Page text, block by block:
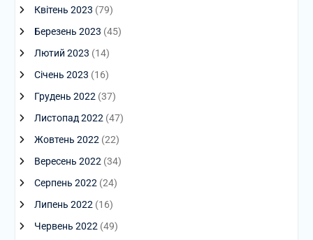
Квітень 2023 (79)
Березень 2023 (45)
Лютий 2023 (14)
Січень 2023 (16)
Грудень 2022(37)
Листопад 2022(47)
Жовтень 2022(22)
Вересень 2022(34)
Серпень 2022(24)
Липень 2022(16)
Червень 2022(49)